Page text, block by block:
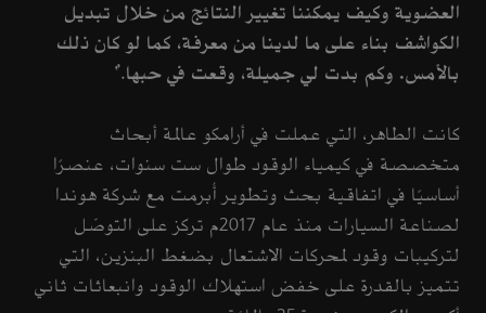
العضوية وكيف يمكننا تغيير النتائج من خلال تبديل
الكواشف بناء على ما لدينا من معرفة، كما لو كان ذلك
بالأمس. وكم بدت لي جميلة، وقعت في حبها."
كانت الطاهر، التي عملت في أرامكو عالمة أبحاث
متخصصة في كيمياء الوقود طوال ست سنوات، عنصرًا
أساسيًا في اتفاقية بحث وتطوير أُبرمت مع شركة هوندا
لصناعة السيارات منذ عام 2017م تركز على التوصّل
لتركيبات وقود لمحركات الاشتعال بضغط البنزين، التي
تتميز بالقدرة على خفض استهلاك الوقود وانبعاثات ثاني